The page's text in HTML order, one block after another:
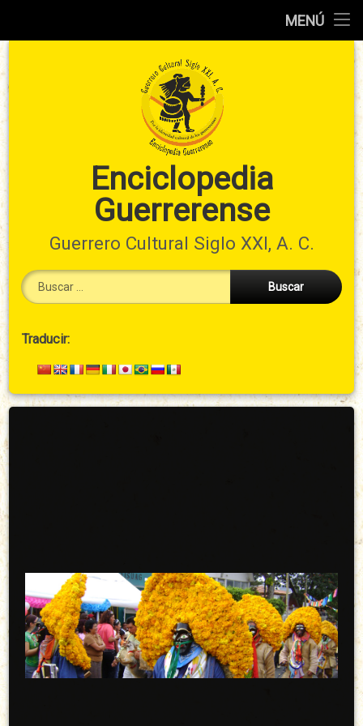
MENÚ
Enciclopedia
Guerrerense
Guerrero Cultural Siglo XXI, A. C.
Cabecera
Secundario
Traducir:
Arriba